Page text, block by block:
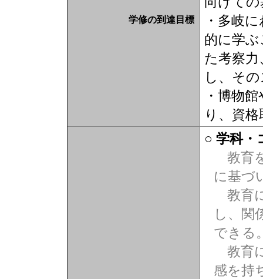
学修の到達目標
・多岐
的に学
た考察
し、そ
・博物
り、資
○ 学科・
教育
に基づ
教育
し、関
できる
教育
感を持